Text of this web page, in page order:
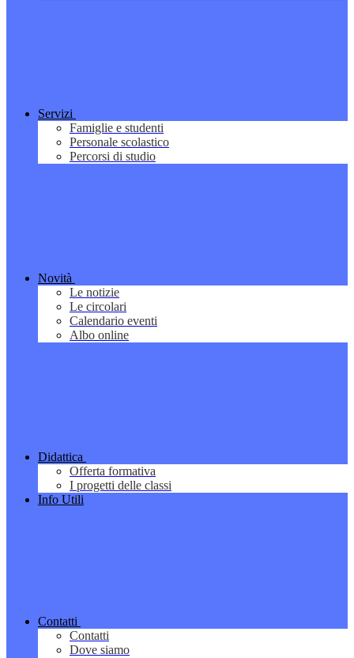
Servizi
Famiglie e studenti
Personale scolastico
Percorsi di studio
Novità
Le notizie
Le circolari
Calendario eventi
Albo online
Didattica
Offerta formativa
I progetti delle classi
Info Utili
Contatti
Contatti
Dove siamo